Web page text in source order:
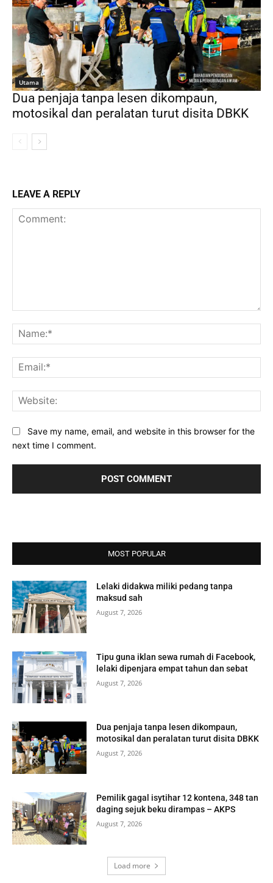
Utama
Dua penjaja tanpa lesen dikompaun,
motosikal dan peralatan turut disita DBKK
LEAVE A REPLY
Save my name, email, and website in this browser for the
next time I comment.
MOST POPULAR
Lelaki didakwa miliki pedang tanpa
maksud sah
August 7, 2026
Tipu guna iklan sewa rumah di Facebook,
lelaki dipenjara empat tahun dan sebat
August 7, 2026
Dua penjaja tanpa lesen dikompaun,
motosikal dan peralatan turut disita DBKK
August 7, 2026
Pemilik gagal isytihar 12 kontena, 348 tan
daging sejuk beku dirampas – AKPS
August 7, 2026
Load more